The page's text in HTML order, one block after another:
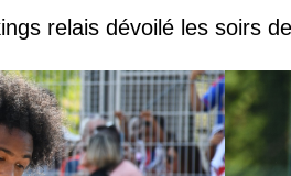
relais dévoilé les soirs